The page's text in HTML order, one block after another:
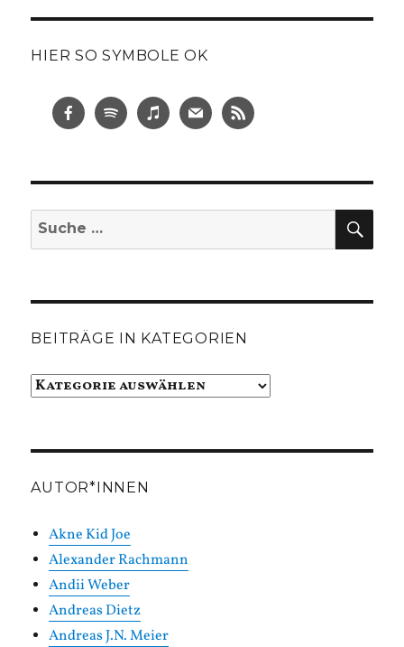
HIER SO SYMBOLE OK
Suche
nach:
BEITRÄGE IN KATEGORIEN
Beiträge
AUTOR*INNEN
Akne Kid Joe
Alexander Rachmann
Andii Weber
Andreas Dietz
Andreas J.N. Meier